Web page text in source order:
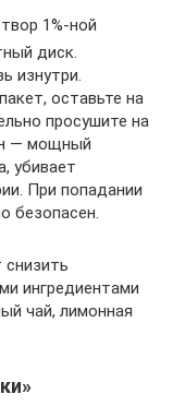
1%-ной
диск.
изнутри.
оставьте на
просушите на
— мощный
убивает
При попадании
безопасен.
снизить
ингредиентами
чай, лимонная